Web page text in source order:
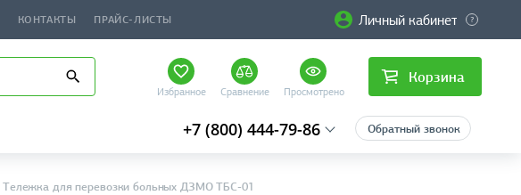
КОНТАКТЫ ПРАЙС-ЛИСТЫ Личный кабинет
Избранное Сравнение Просмотрено
Корзина
+7 (800) 444-79-86 Обратный звонок
Тележка для перевозки больных ДЗМО ТБС-01